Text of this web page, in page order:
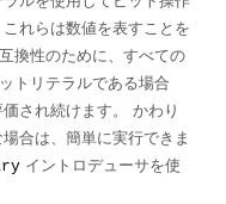
れらは数値を表すことを
換性のために、すべての
トリテラルである場合
され続けます。 かわり
合は、簡単に実行できま
イントロデューサを使